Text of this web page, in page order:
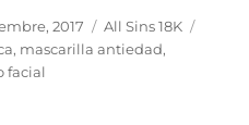
2017 Categorías
All Sins 18K
, mascarilla antiedad,
facial